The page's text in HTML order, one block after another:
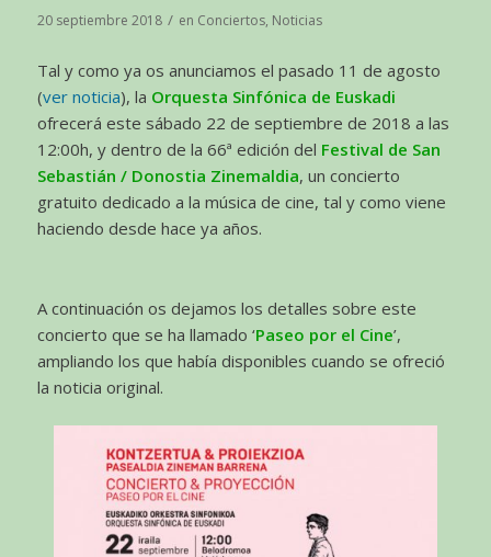
20 septiembre 2018 / en Conciertos, Noticias
Tal y como ya os anunciamos el pasado 11 de agosto
(ver noticia), la Orquesta Sinfónica de Euskadi
ofrecerá este sábado 22 de septiembre de 2018 a las
12:00h, y dentro de la 66ª edición del Festival de San
Sebastián / Donostia Zinemaldia, un concierto
gratuito dedicado a la música de cine, tal y como viene
haciendo desde hace ya años.
A continuación os dejamos los detalles sobre este
concierto que se ha llamado ‘Paseo por el Cine’,
ampliando los que había disponibles cuando se ofreció
la noticia original.